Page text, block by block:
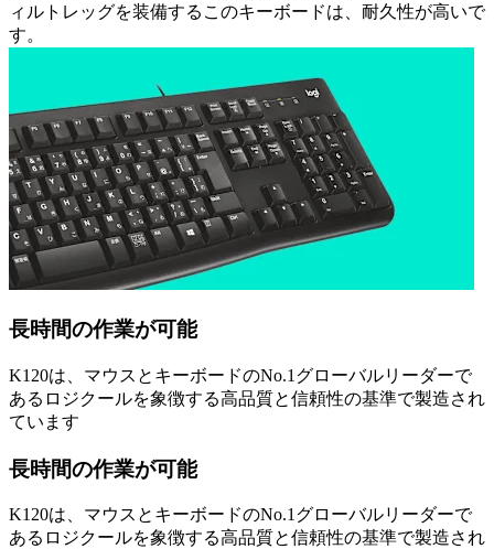
ィルトレッグを装備するこのキーボードは、耐久性が高いで
す。
長時間の作業が可能
K120は、マウスとキーボードのNo.1グローバルリーダーで
あるロジクールを象徴する高品質と信頼性の基準で製造され
ています
長時間の作業が可能
K120は、マウスとキーボードのNo.1グローバルリーダーで
あるロジクールを象徴する高品質と信頼性の基準で製造され